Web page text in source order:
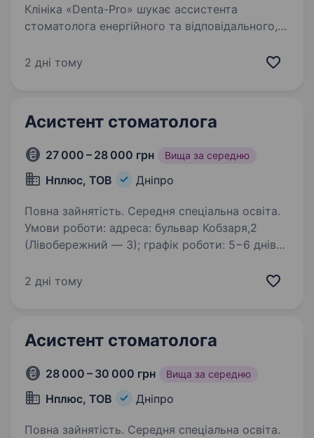
Клініка «Denta-Pro» шукає ассистента
стоматолога енергійного та відповідального,
стоматологічну допомогу нашим
2 дні тому
Асистент стоматолога
27 000 – 28 000 грн Вища за середню
Нплюс, ТОВ Дніпро
Повна зайнятість. Середня спеціальна освіта.
Умови роботи: адреса: бульвар Кобзаря,2
(Лівобережний — 3); графік роботи: 5−6 днів
наявність медичної освіти; відповідальність,
2 дні тому
Асистент стоматолога
28 000 – 30 000 грн Вища за середню
Нплюс, ТОВ Дніпро
Повна зайнятість. Середня спеціальна освіта.